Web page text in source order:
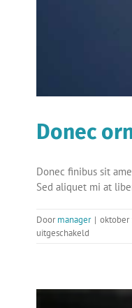
Donec
Donec finibus sit
Sed aliquet mi at
Doormanager | oktober
uitgeschakeld